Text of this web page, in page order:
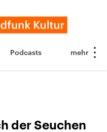
Podcasts
der Seuchen